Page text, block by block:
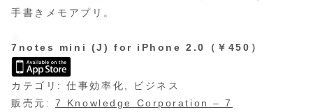
手書きメモアプリ。
7notes mini (J) for iPhone 2.0（￥450）
カテゴリ: 仕事効率化, ビジネス
販売元: 7 Knowledge Corporation – 7